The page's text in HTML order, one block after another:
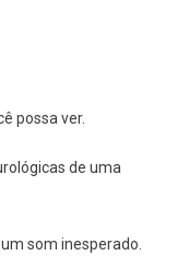
possa ver.
de uma
som inesperado.